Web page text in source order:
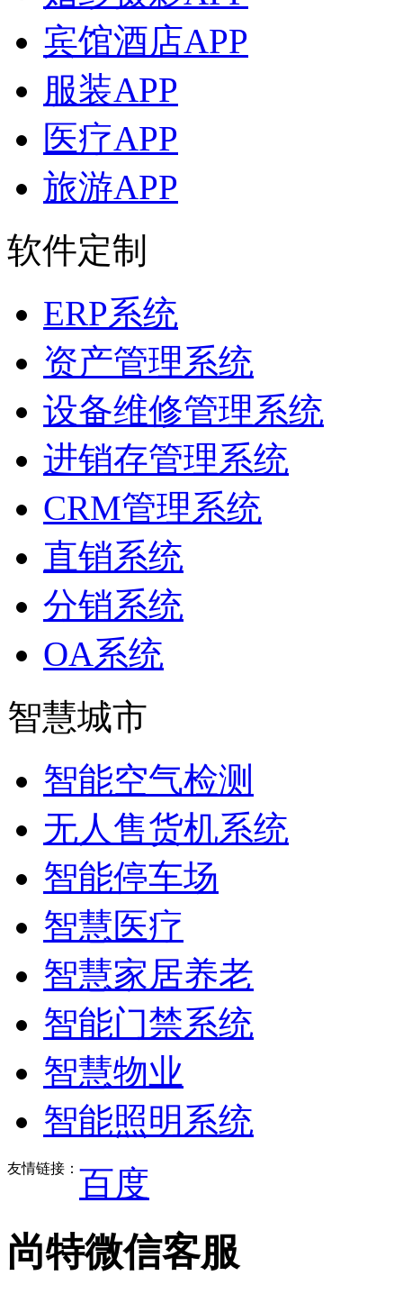
宾馆酒店APP
服装APP
医疗APP
旅游APP
软件定制
ERP系统
资产管理系统
设备维修管理系统
进销存管理系统
CRM管理系统
直销系统
分销系统
OA系统
智慧城市
智能空气检测
无人售货机系统
智能停车场
智慧医疗
智慧家居养老
智能门禁系统
智慧物业
智能照明系统
友情链接： 百度
尚特微信客服